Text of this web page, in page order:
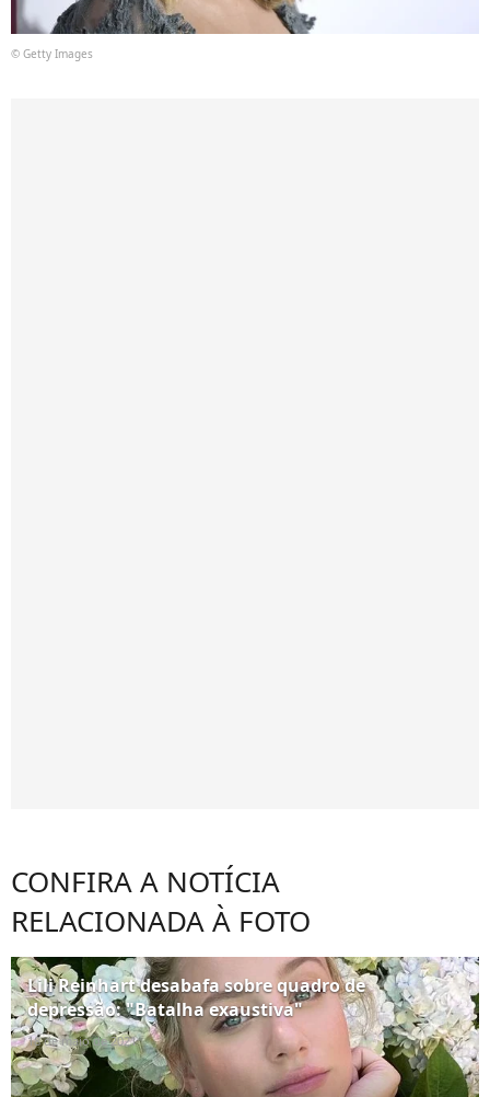
© Getty Images
CONFIRA A NOTÍCIA
RELACIONADA À FOTO
Lili Reinhart desabafa sobre quadro de
depressão: "Batalha exaustiva"
18 de maio de 2021